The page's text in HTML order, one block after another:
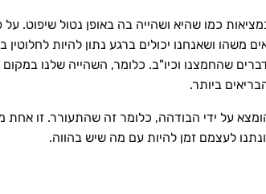
כמו שהיא ושהייה בה באופן נטול שיפוט.
ושאנחנו יכולים ברגע נתון להיות לחלוטין
שהחמצנו וכיו"ב. כלומר, השהייה שלנו
ביותר.
על ידי הבודהה, כלומר זה שהתעורר. זו
לעצמם זמן להיות עם מה שיש בהווה.